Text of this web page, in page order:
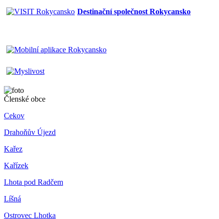
Destinační společnost Rokycansko
Členské obce
Cekov
Drahoňův Újezd
Kařez
Kařízek
Lhota pod Radčem
Líšná
Ostrovec Lhotka